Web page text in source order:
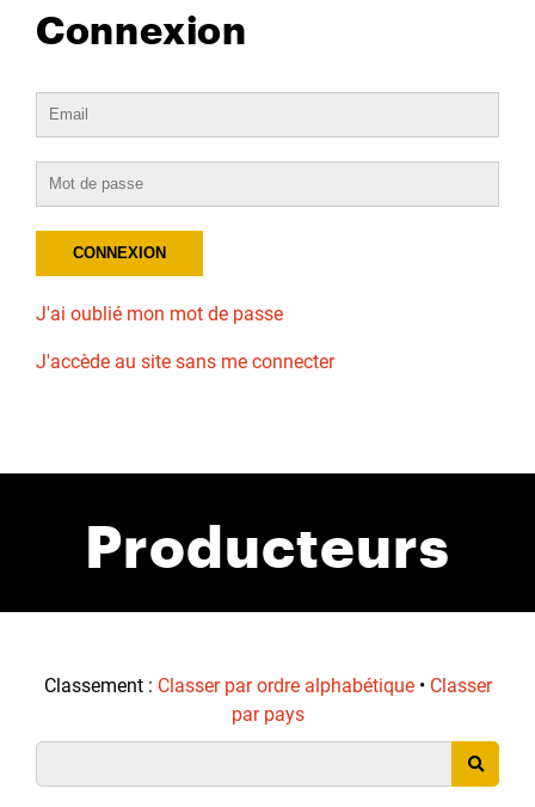
Connexion
J'ai oublié mon mot de passe
J'accède au site sans me connecter
Producteurs
Classement : Classer par ordre alphabétique• Classer
par pays